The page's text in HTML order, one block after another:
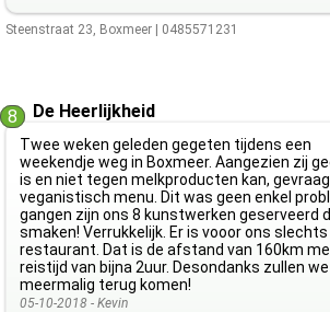
Steenstraat 23, Boxmeer 0485571231
8 De Heerlijkheid
Twee weken geleden gegeten tijdens een
weekendje weg in Boxmeer. Aangezien zij
is en niet tegen melkproducten kan,
veganistisch menu. Dit was geen enkel
gangen zijn ons 8 kunstwerken geserveerd
smaken! Verrukkelijk. Er is vooor ons
restaurant. Dat is de afstand van 160km
reistijd van bijna 2uur. Desondanks zullen
meermalig terug komen!
05-10-2018 - Kevin